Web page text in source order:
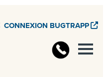
CONNEXION BUGTRAPP